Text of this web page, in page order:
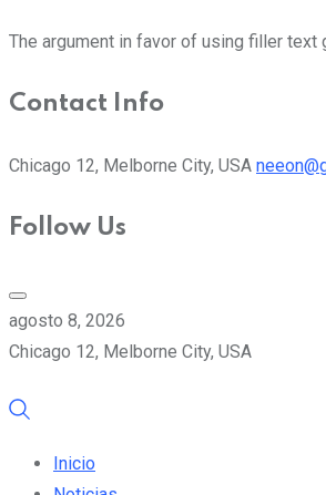
The argument in favor of using filler
Contact Info
Chicago 12, Melborne City, USA
Follow Us
agosto 8, 2026
Chicago 12, Melborne City, USA
Inicio